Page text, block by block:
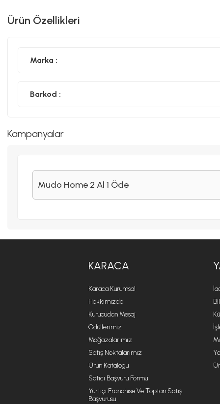
Ürün Özellikleri
Marka :
Barkod :
Kampanyalar
Mudo Home 2 Al 1 Öde
KARACA
Karaca Kurumsal
Hakkımızda
Kurucudan Mesaj
Ödüllerimiz
Mağazalarımız
Satış Noktalarımız
Ürün Katalogu
Satıcı Başvuru Formu
Yurtiçi Franchise Ve Toptan Satış
Başvurusu